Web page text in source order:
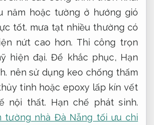
năm hoặc tường ở hướng gió
tốt. mưa tạt nhiều thường có
nứt cao hơn. Thi công trọn
hiện đại. Để khắc phục, Hạn
nên sử dụng keo chống thấm
tinh hoặc epoxy lấp kín vết
nội thất. Hạn chế phát sinh.
tường nhà Đà Nẵng tối ưu chi